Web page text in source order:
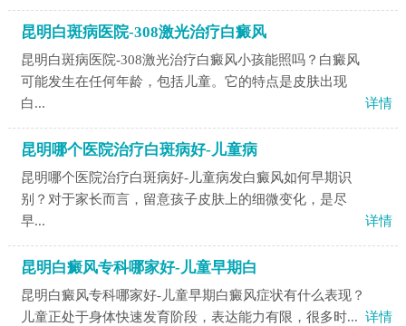
昆明白斑病医院-308激光治疗白癜风
昆明白斑病医院-308激光治疗白癜风小孩能照吗？白癜风
可能发生在任何年龄，包括儿童。它的特点是皮肤出现
白...
详情
昆明哪个医院治疗白斑病好-儿童病
昆明哪个医院治疗白斑病好-儿童病发白癜风如何早期识
别？对于家长而言，留意孩子皮肤上的细微变化，是尽
早...
详情
昆明白癜风专科哪家好-儿童早期白
昆明白癜风专科哪家好-儿童早期白癜风症状有什么表现？
儿童正处于身体快速发育阶段，表达能力有限，很多时... 详情